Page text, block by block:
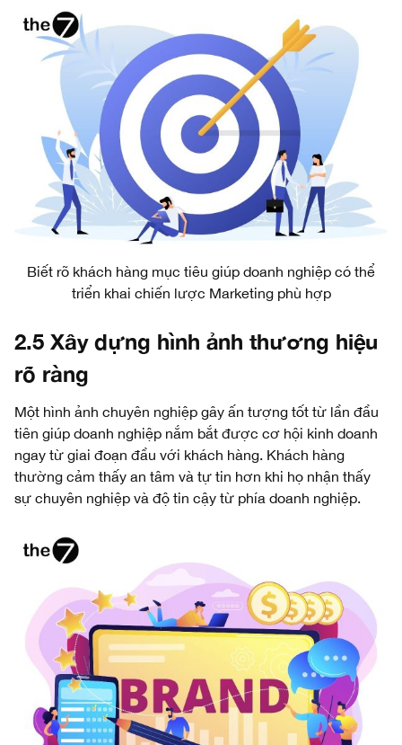
Biết rõ khách hàng mục tiêu giúp doanh nghiệp có thể
triển khai chiến lược Marketing phù hợp
2.5 Xây dựng hình ảnh thương hiệu
rõ ràng
Một hình ảnh chuyên nghiệp gây ấn tượng tốt từ lần đầu
tiên giúp doanh nghiệp nắm bắt được cơ hội kinh doanh
ngay từ giai đoạn đầu với khách hàng. Khách hàng
thường cảm thấy an tâm và tự tin hơn khi họ nhận thấy
sự chuyên nghiệp và độ tin cậy từ phía doanh nghiệp.